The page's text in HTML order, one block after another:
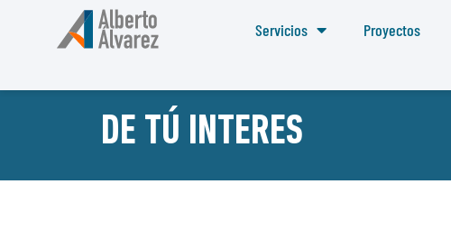
Servicios Proyectos
DE TÚ INTERES